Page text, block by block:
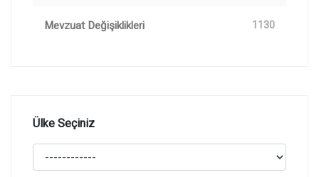
Mevzuat Değişiklikleri 1130
Ülke Seçiniz